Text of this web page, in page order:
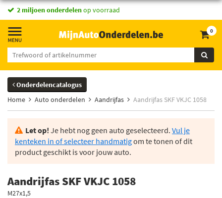
2 miljoen onderdelenop voorraad
0
Onderdelencatalogus
Home
Auto onderdelen Aandrijfas Aandrijfas SKF VKJC 1058
Let op! Je hebt nog geen auto geselecteerd. Vul je
kenteken in of selecteer handmatigom te tonen of dit
product geschikt is voor jouw auto.
Aandrijfas SKF VKJC 1058
M27x1,5